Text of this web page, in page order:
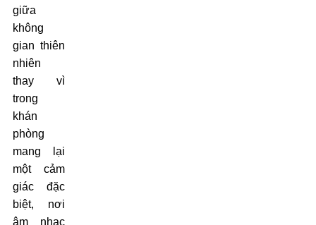
giữa
không
gian thiên
nhiên
thay vì
trong
khán
phòng
mang lại
một cảm
giác đặc
biệt, nơi
âm nhạc